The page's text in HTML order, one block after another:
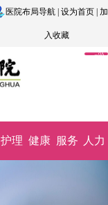
医院布局导航| 设为首页| 加
入收藏
OA
系
护理
园地
健康
科普
服务
监督
人力
资源